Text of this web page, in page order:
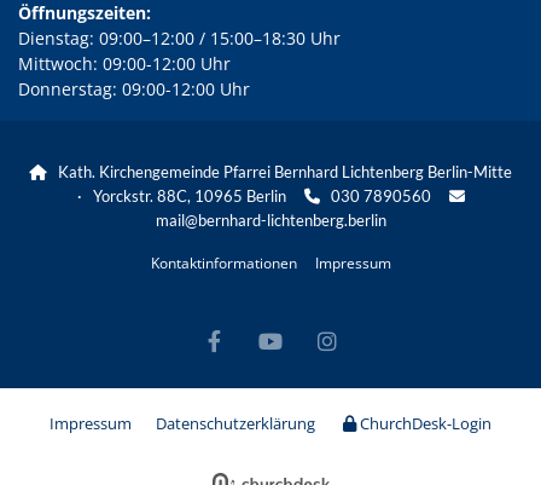
Öffnungszeiten:
Dienstag: 09:00–12:00 / 15:00–18:30 Uhr
Mittwoch: 09:00-12:00 Uhr
Donnerstag: 09:00-12:00 Uhr

Kath. Kirchengemeinde Pfarrei Bernhard Lichtenberg Berlin-Mitte
· Yorckstr. 88C, 10965 Berlin
030 7890560 
mail@bernhard-lichtenberg.berlin
Kontaktinformationen Impressum
Impressum Datenschutzerklärung ChurchDesk-Login